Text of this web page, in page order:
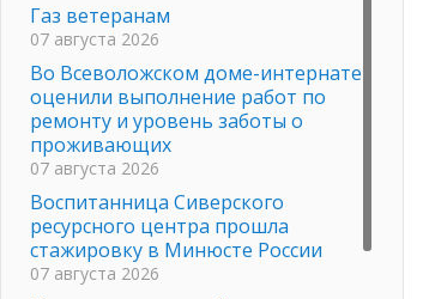
Газ ветеранам
07 августа 2026
Во Всеволожском доме-интернате
оценили выполнение работ по
ремонту и уровень заботы о
проживающих
07 августа 2026
Воспитанница Сиверского
ресурсного центра прошла
стажировку в Минюсте России
07 августа 2026